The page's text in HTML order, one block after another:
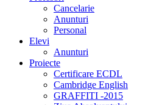
Cancelarie
Anunturi
Personal
Elevi
Anunturi
Proiecte
Certificare ECDL
Cambridge English
GRAFFITI -2015